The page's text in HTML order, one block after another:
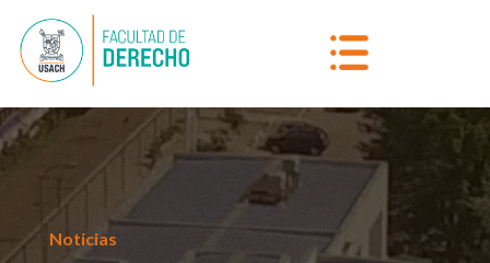
Noticias